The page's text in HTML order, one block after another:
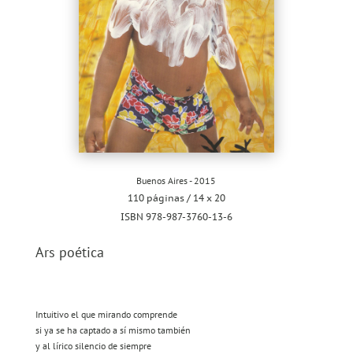
Buenos Aires - 2015
110 páginas / 14 x 20
ISBN 978-987-3760-13-6
Ars poética
Intuitivo el que mirando comprende
si ya se ha captado a sí mismo también
y al lírico silencio de siempre